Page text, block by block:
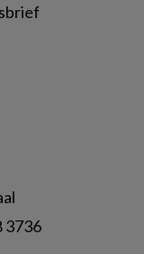
3736